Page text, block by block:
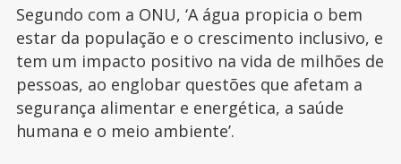
Segundo com a ONU, ‘A água propicia o bem
estar da população e o crescimento inclusivo, e
tem um impacto positivo na vida de milhões de
pessoas, ao englobar questões que afetam a
segurança alimentar e energética, a saúde
humana e o meio ambiente’.